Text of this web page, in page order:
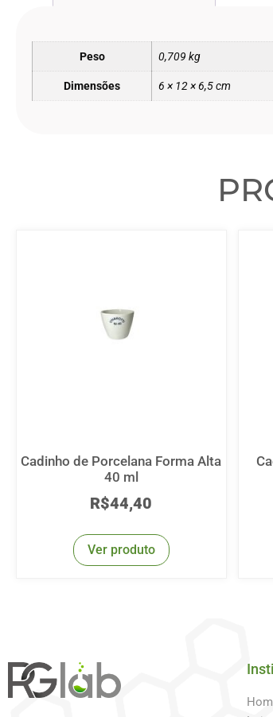
Peso 0,709 kg
Dimensões 6 × 12 × 6,5 cm
Cadinho de Porcelana Forma Alta
40 ml
R$44,40
Ver produto